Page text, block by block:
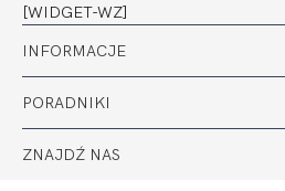
[WIDGET-WZ]
INFORMACJE
PORADNIKI
ZNAJDŹ NAS